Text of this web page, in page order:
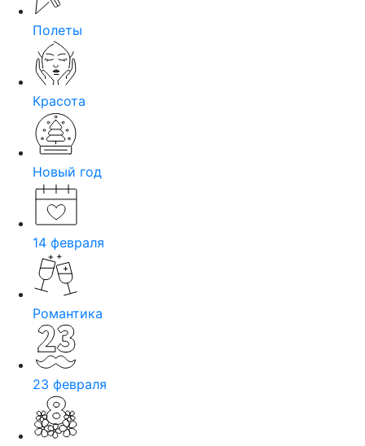
Полеты
Красота
Новый год
14 февраля
Романтика
23 февраля